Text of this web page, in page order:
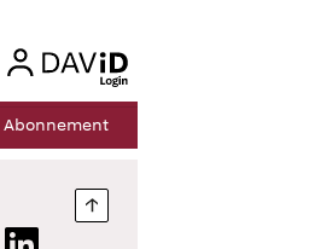
login
Abonnement
Nach oben springen
LinkedIn